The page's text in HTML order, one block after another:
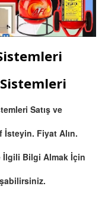
Satış ve
İsteyin. Fiyat Alın.
İlgili Bilgi Almak İçin